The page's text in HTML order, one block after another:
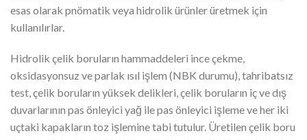
esas olarak pnömatik veya hidrolik ürünler üretmek için
kullanılırlar.
Hidrolik çelik boruların hammaddeleri ince çekme,
oksidasyonsuz ve parlak ısıl işlem (NBK durumu), tahribatsız
test, çelik boruların yüksek delikleri, çelik boruların iç ve dış
duvarlarının pas önleyici yağ ile pas önleyici işleme ve her iki
uçtaki kapakların toz işlemine tabi tutulur. Üretilen çelik boru